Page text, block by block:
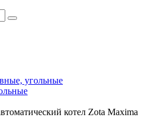
угольные
котел Zota Maxima